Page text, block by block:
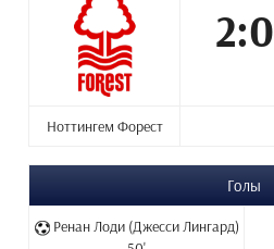
2:0
Ноттингем Форест
Голы
Ренан Лоди (Джесси Лингард)